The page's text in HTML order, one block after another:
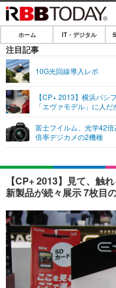
ホーム
IT・デジタル
ネタ
ショッピング
SPEED TEST
エンタメ
エンタメTOP
音楽
ショッピング
ライフ
ライフTOP
ペット
その他
リリース一覧
プッシュ通知の停止方法
ホーム IT・デジタル
注目記事
10G光回線導入レポ
【CP+ 2013】横浜パ
「エヴァモデル」に人だ
富士フイルム、光学42
倍率デジカメの2機種
【CP+ 2013】見て、触
新製品が続々展示 7枚目